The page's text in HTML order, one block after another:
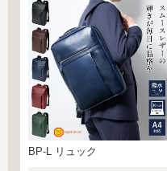
BP-L リュック